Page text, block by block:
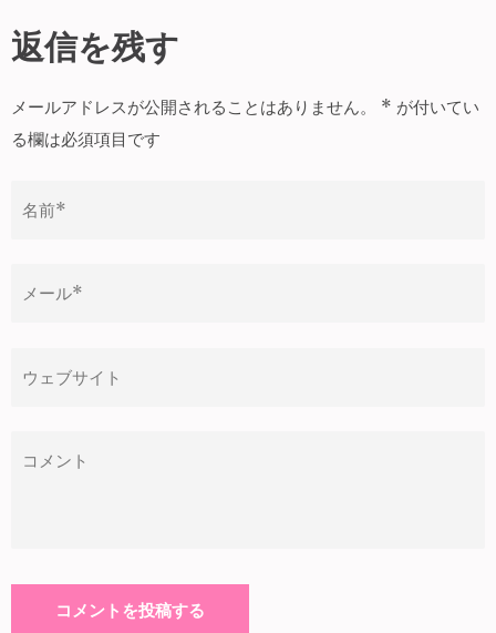
ナ
ビ
ゲ
ー
ョ
返信を残す
メールアドレスが公開されることはありません。 * が付いてい
る欄は必須項目です